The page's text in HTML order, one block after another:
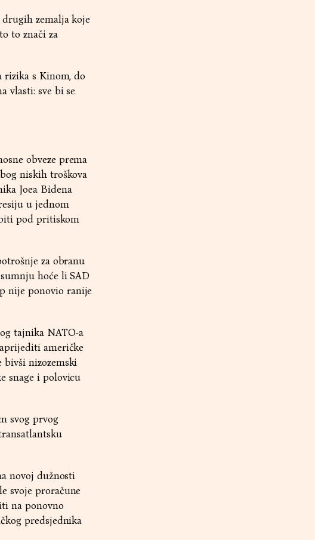
zemalja koje
to znači za
rizika s Kinom, do
vlasti: sve bi se
obveze prema
niskih troškova
Joea Bidena
u jednom
pod pritiskom
za obranu
hoće li SAD
nije ponovio ranije
tajnika NATO-a
američke
bivši nizozemski
snage i polovicu
svog prvog
novoj dužnosti
svoje proračune
na ponovno
predsjednika